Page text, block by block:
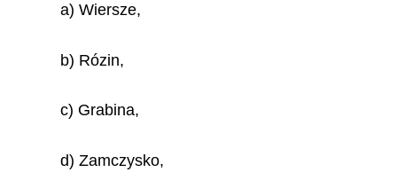
a) Wiersze,
b) Rózin,
c) Grabina,
d) Zamczysko,